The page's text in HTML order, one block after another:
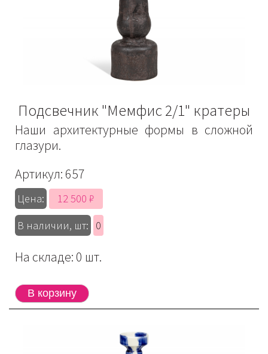
Подсвечник "Мемфис 2/1" кратеры
Наши архитектурные формы в сложной
глазури.
Артикул: 657
Цена:
12 500 ₽
В наличии, шт:
0
На складе: 0 шт.